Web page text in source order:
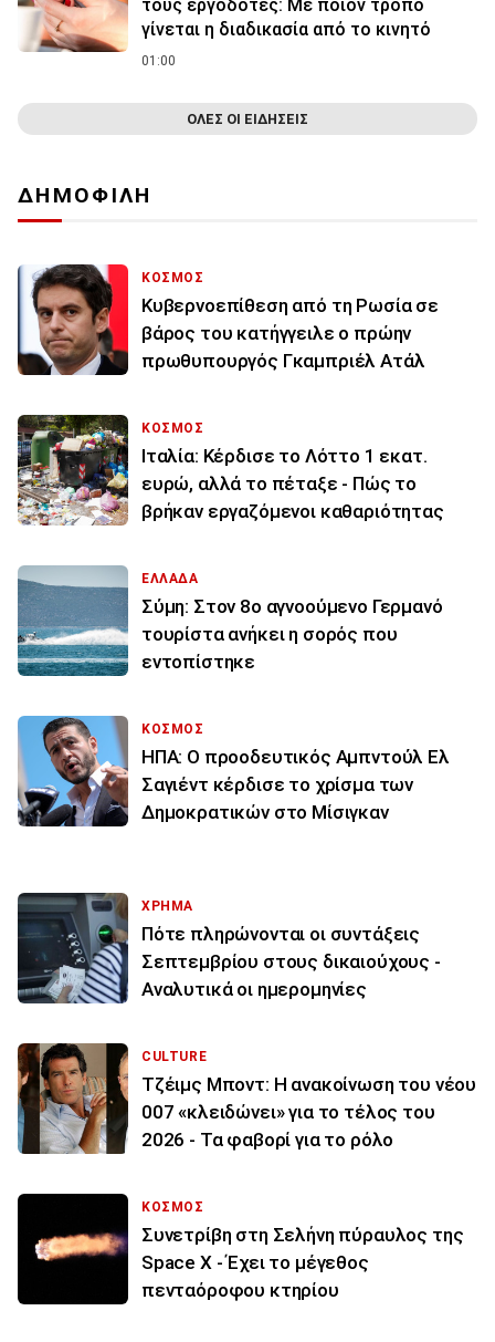
τους εργοδότες: Με ποιον τρόπο
γίνεται η διαδικασία από το κινητό
01:00
ΟΛΕΣ ΟΙ ΕΙΔΗΣΕΙΣ
ΔΗΜΟΦΙΛΗ
ΚΟΣΜΟΣ
Κυβερνοεπίθεση από τη Ρωσία σε
βάρος του κατήγγειλε ο πρώην
πρωθυπουργός Γκαμπριέλ Ατάλ
ΚΟΣΜΟΣ
Ιταλία: Κέρδισε το Λόττο 1 εκατ.
ευρώ, αλλά το πέταξε - Πώς το
βρήκαν εργαζόμενοι καθαριότητας
ΕΛΛΑΔΑ
Σύμη: Στον 8ο αγνοούμενο Γερμανό
τουρίστα ανήκει η σορός που
εντοπίστηκε
ΚΟΣΜΟΣ
ΗΠΑ: Ο προοδευτικός Αμπντούλ Ελ
Σαγιέντ κέρδισε το χρίσμα των
Δημοκρατικών στο Μίσιγκαν
ΧΡΗΜΑ
Πότε πληρώνονται οι συντάξεις
Σεπτεμβρίου στους δικαιούχους -
Αναλυτικά οι ημερομηνίες
CULTURE
Τζέιμς Μποντ: Η ανακοίνωση του νέου
007 «κλειδώνει» για το τέλος του
2026 - Τα φαβορί για το ρόλο
ΚΟΣΜΟΣ
Συνετρίβη στη Σελήνη πύραυλος της
Space X - Έχει το μέγεθος
πενταόροφου κτηρίου